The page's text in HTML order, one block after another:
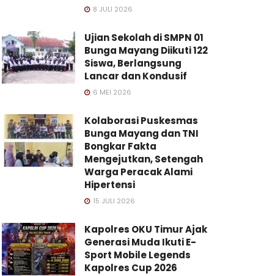
8 JULI 2026
Ujian Sekolah di SMPN 01
Bunga Mayang Diikuti 122
Siswa, Berlangsung
Lancar dan Kondusif
6 MEI 2026
Kolaborasi Puskesmas
Bunga Mayang dan TNI
Bongkar Fakta
Mengejutkan, Setengah
Warga Peracak Alami
Hipertensi
15 JULI 2026
Kapolres OKU Timur Ajak
Generasi Muda Ikuti E-
Sport Mobile Legends
Kapolres Cup 2026